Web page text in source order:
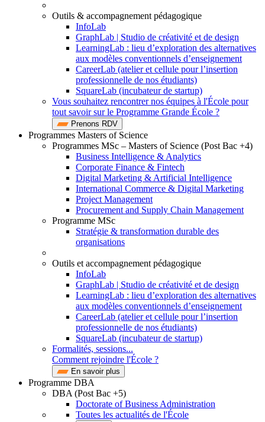
Outils & accompagnement pédagogique
InfoLab
GraphLab | Studio de créativité et de design
LearningLab : lieu d’exploration des alternatives
aux modèles conventionnels d’enseignement
CareerLab (atelier et cellule pour l’insertion
professionnelle de nos étudiants)
SquareLab (incubateur de startup)
Vous souhaitez rencontrer nos équipes à l'École pour
tout savoir sur le Programme Grande École ?
Prenons RDV
Programmes Masters of Science
Programmes MSc – Masters of Science (Post Bac +4)
Business Intelligence & Analytics
Corporate Finance & Fintech
Digital Marketing & Artificial Intelligence
International Commerce & Digital Marketing
Project Management
Procurement and Supply Chain Management
Programme MSc
Stratégie & transformation durable des
organisations
Outils et accompagnement pédagogique
InfoLab
GraphLab | Studio de créativité et de design
LearningLab : lieu d’exploration des alternatives
aux modèles conventionnels d’enseignement
CareerLab (atelier et cellule pour l’insertion
professionnelle de nos étudiants)
SquareLab (incubateur de startup)
Formalités, sessions...
Comment rejoindre l'École ?
En savoir plus
Programme DBA
DBA (Post Bac +5)
Doctorate of Business Administration
Toutes les actualités de l'École